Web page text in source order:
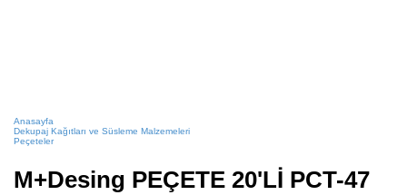
Anasayfa
Dekupaj Kağıtları ve Süsleme Malzemeleri
Peçeteler
M+Desing PEÇETE 20'Lİ PCT-47